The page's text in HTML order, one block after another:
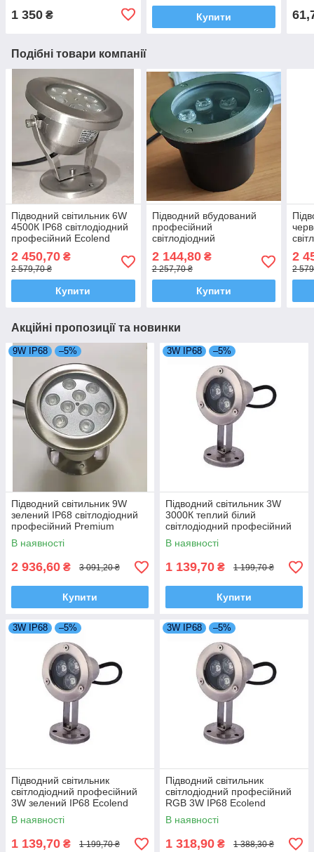
1 350 ₴ Купити
Подібні товари компанії
Підводний світильник 6W
4500К IP68 світлодіодний
професійний Ecolend
2 450,70 ₴
2 579,70 ₴
Купити
Підводний вбудований
професійний
світлодіодний
професійний світильник
6*1W синій IP68 Ecolend
2 144,80₴
2 257,70 ₴
Купити
2
2
Акційні пропозиції та новинки
9W IP68 –5%
Підводний світильник 9W
зелений IP68 світлодіодний
професійний Premium
Ecolend
В наявності
2 936,60 ₴ 3 091,20 ₴
Купити
3W IP68 –5%
Підводний світильник 3W
3000К теплий білий
світлодіодний професійний
IP68 Ecolend
В наявності
1 139,70 ₴ 1 199,70 ₴
Купити
3W IP68 –5%
Підводний світильник
світлодіодний професійний
3W зелений IP68 Ecolend
В наявності
1 139,70 ₴ 1 199,70 ₴
3W IP68 –5%
Підводний світильник
світлодіодний професійний
RGB 3W IP68 Ecolend
В наявності
1 318,90 ₴ 1 388,30 ₴